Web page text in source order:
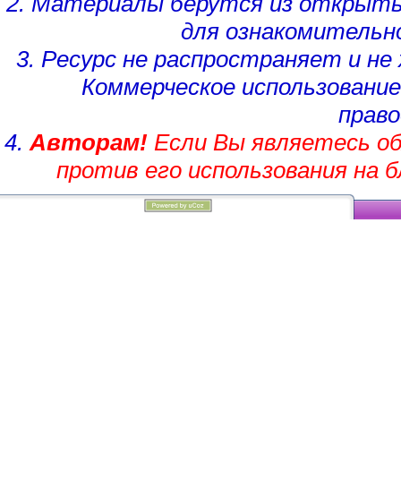
для
3. Ресурс не распространяет и
Коммерческое
4. Авторам!Если Вы являетесь
против его использования на